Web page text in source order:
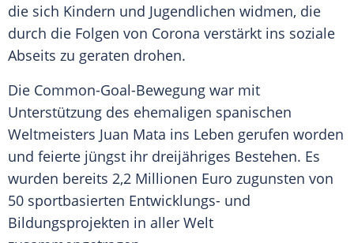
die sich Kindern und Jugendlichen widmen, die
durch die Folgen von Corona verstärkt ins soziale
Abseits zu geraten drohen.
Die Common-Goal-Bewegung war mit
Unterstützung des ehemaligen spanischen
Weltmeisters Juan Mata ins Leben gerufen worden
und feierte jüngst ihr dreijähriges Bestehen. Es
wurden bereits 2,2 Millionen Euro zugunsten von
50 sportbasierten Entwicklungs- und
Bildungsprojekten in aller Welt